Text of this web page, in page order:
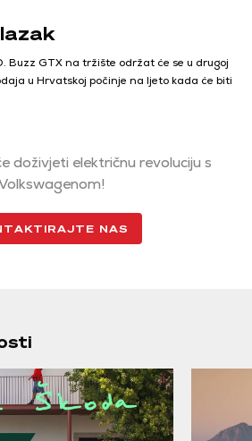
Buzz GTX na tržište održat će se u drugoj
u Hrvatskoj počinje na ljeto kada će biti
doživjeti električnu revoluciju s
NAS